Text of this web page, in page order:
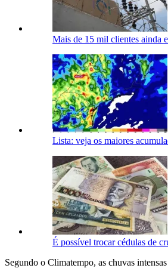
Mais de 15 mil clientes ainda
Lista: veja os maiores
É possível trocar cédulas de
Segundo o Climatempo, as chuvas